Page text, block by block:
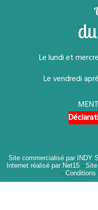
Le lundi et
Le vendredi
Site commercialisé par INDY
Internet réalisé par Net15- Site
- Conditions